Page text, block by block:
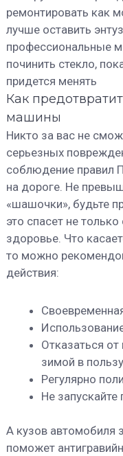
ремонтировать как
лучше оставить
профессиональные
починить стекло,
придется менять
Как
машины
Никто за вас не
серьезных
соблюдение правил
на дороге. Не
«шашочки», будьте
это спасет не
здоровье. Что
то можно
действия:
Отказаться
зимой в
Регулярно
Не
А кузов автомобиля
поможет